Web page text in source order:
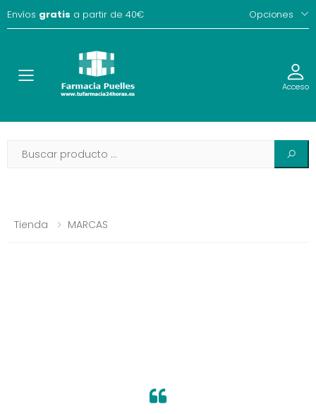
Envíos gratis a partir de 40€ Opciones
Toggle Acceso
Tienda MARCAS